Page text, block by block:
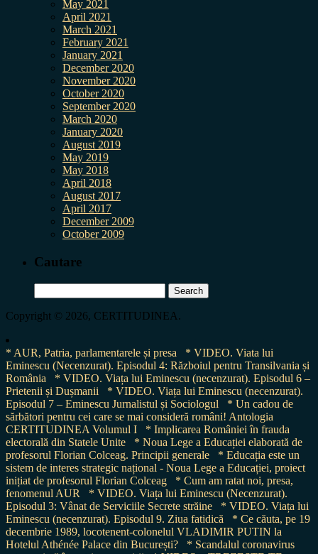
May 2021
April 2021
March 2021
February 2021
January 2021
December 2020
November 2020
October 2020
September 2020
March 2020
January 2020
August 2019
May 2019
May 2018
April 2018
August 2017
April 2017
December 2009
October 2009
Cautare
for:
Copyright © 2026, CERTITUDINEA.
* AUR, Patria, parlamentarele și presa
* VIDEO. Viata lui
Eminescu (Necenzurat). Episodul 4: Războiul pentru Transilvania și
România
* VIDEO. Viața lui Eminescu (necenzurat). Episodul 6 –
Prietenii și Dușmanii
* VIDEO. Viața lui Eminescu (necenzurat).
Episodul 7 – Eminescu Jurnalistul și Sociologul
* Un cadou de
sărbători pentru cei care se mai consideră români! Antologia
CERTITUDINEA Volumul I
* Implicarea României în frauda
electorală din Statele Unite
* Noua Lege a Educației elaborată de
profesorul Florian Colceag. Principii generale
* Educația este un
sistem de interes strategic național - Noua Lege a Educației, proiect
inițiat de profesorul Florian Colceag
* Cum am ratat noi, presa,
fenomenul AUR
* VIDEO. Viața lui Eminescu (Necenzurat).
Episodul 3: Vânat de Serviciile Secrete străine
* VIDEO. Viața lui
Eminescu (necenzurat). Episodul 9. Ziua fatidică
* Ce căuta, pe 19
decembrie 1989, locotenent-colonelul VLADIMIR PUTIN la
Hotelul Athénée Palace din București?
* Scandalul coronavirus